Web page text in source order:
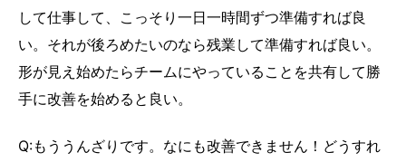
して仕事して、こっそり一日一時間ずつ準備すれば良
い。それが後ろめたいのなら残業して準備すれば良い。
形が見え始めたらチームにやっていることを共有して勝
手に改善を始めると良い。
Q:もううんざりです。なにも改善できません！どうすれ